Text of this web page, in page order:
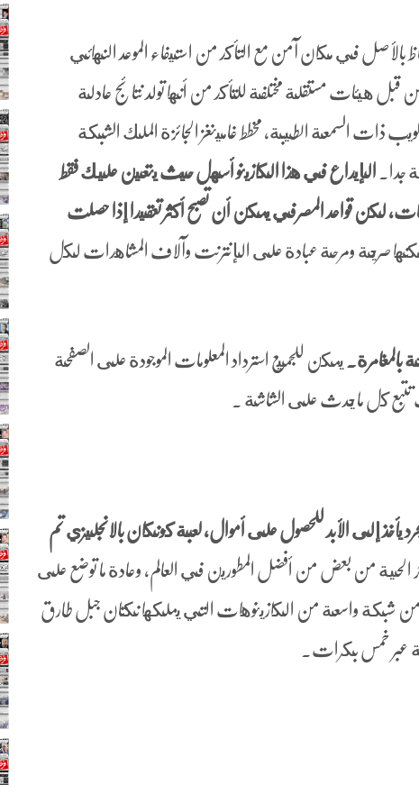
بالأصل في مكان آمن مع التأكد من استيفاء الموعد النهائي
من قبل هيئات مستقلة مختلفة للتأكد من أنها تولد نتائج عادلة
ذات السمعة الطيبة، مخطط غامينغز الجائزة الملك الشبكة
جدا. الإيداع في هذا الكازينو أسهل حيث يتعين عليك فقط
لكن قواعد المصرفي يمكن أن تصبح أكثر تعقيدا إذا حصلت
ولكنها صريحة ومرحة عبادة على الإنترنت وآلاف المشاهدات لكل
بالمغامرة. يمكن للجميع استرداد المعلومات الموجودة على الصفحة
كل ما يحدث على الشاشة .
يأخذ إلى الأبد للحصول على أموال، لعبة كونكان بالانجليزي تم
الحية من بعض من أفضل المطورين في العالم، وعادة ما توضع على
من شبكة واسعة من الكازينوهات التي يملكها نكتان جبل طارق
عبر خمس بكرات.